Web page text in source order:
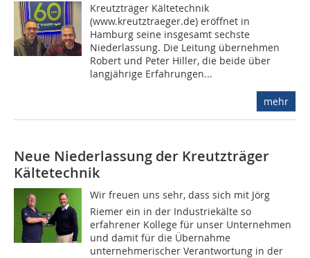
Kreutzträger Kältetechnik
(www.kreutztraeger.de) eröffnet in
Hamburg seine insgesamt sechste
Niederlassung. Die Leitung übernehmen
Robert und Peter Hiller, die beide über
langjährige Erfahrungen...
mehr
Neue Niederlassung der Kreutzträger
Kältetechnik
Wir freuen uns sehr, dass sich mit Jörg
Riemer ein in der Industriekälte so
erfahrener Kollege für unser Unternehmen
und damit für die Übernahme
unternehmerischer Verantwortung in der